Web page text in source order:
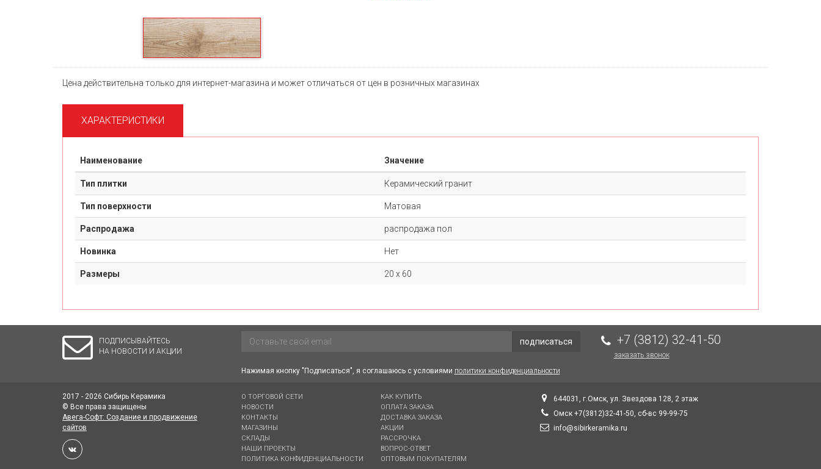
Цена действительна только для интернет-магазина и может отличаться от цен в розничных магазинах
ХАРАКТЕРИСТИКИ
Наименование Значение
Тип плитки Керамический гранит
Тип поверхности Матовая
Распродажа распродажа пол
Новинка Нет
Размеры 20 х 60
ПОДПИСЫВАЙТЕСЬ
НА НОВОСТИ И АКЦИИ
подписаться
Нажимая кнопку "Подписаться", я соглашаюсь с условиями политики конфиденциальности
+7 (3812) 32-41-50
заказать звонок
2017 - 2026 Сибирь Керамика
© Все права защищены
Авега-Софт: Создание и продвижение
сайтов
О ТОРГОВОЙ СЕТИ
НОВОСТИ
КОНТАКТЫ
МАГАЗИНЫ
СКЛАДЫ
НАШИ ПРОЕКТЫ
ПОЛИТИКА КОНФИДЕНЦИАЛЬНОСТИ
КАК КУПИТЬ
ОПЛАТА ЗАКАЗА
ДОСТАВКА ЗАКАЗА
АКЦИИ
РАССРОЧКА
ВОПРОС-ОТВЕТ
ОПТОВЫМ ПОКУПАТЕЛЯМ
644031, г.Омск, ул. Звездова 128, 2 этаж
Омск +7(3812)32-41-50, сб-вс 99-99-75
info@sibirkeramika.ru